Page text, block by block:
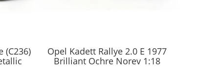
(C236)
Opel Kadett Rallye 2.0 E 1977
Brilliant Ochre Norev 1:18